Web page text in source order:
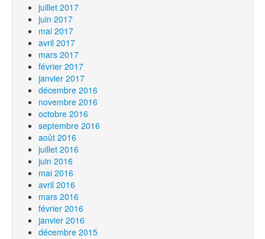
juillet 2017
juin 2017
mai 2017
avril 2017
mars 2017
février 2017
janvier 2017
décembre 2016
novembre 2016
octobre 2016
septembre 2016
août 2016
juillet 2016
juin 2016
mai 2016
avril 2016
mars 2016
février 2016
janvier 2016
décembre 2015